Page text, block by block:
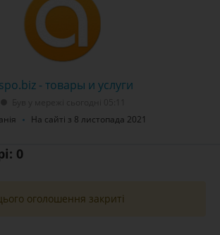
- товары и услуги
На сайті з 8 листопада 2021
0
оголошення закриті